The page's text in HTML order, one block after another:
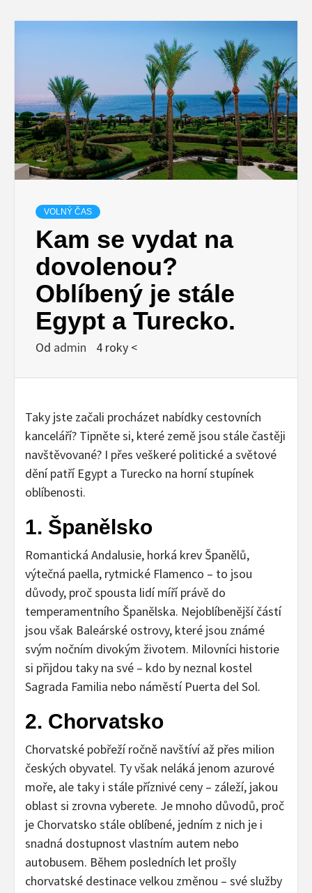
VOLNÝ ČAS
Kam se vydat na
dovolenou?
Oblíbený je stále
Egypt a Turecko.
Od admin 4 roky <
Taky jste začali procházet nabídky cestovních
kanceláří? Tipněte si, které země jsou stále častěji
navštěvované? I přes veškeré politické a světové
dění patří Egypt a Turecko na horní stupínek
oblíbenosti.
1. Španělsko
Romantická Andalusie, horká krev Španělů,
výtečná paella, rytmické Flamenco – to jsou
důvody, proč spousta lidí míří právě do
temperamentního Španělska. Nejoblíbenější částí
jsou však Baleárské ostrovy, které jsou známé
svým nočním divokým životem. Milovníci historie
si přijdou taky na své – kdo by neznal kostel
Sagrada Familia nebo náměstí Puerta del Sol.
2. Chorvatsko
Chorvatské pobřeží ročně navštíví až přes milion
českých obyvatel. Ty však neláká jenom azurové
moře, ale taky i stále příznivé ceny – záleží, jakou
oblast si zrovna vyberete. Je mnoho důvodů, proč
je Chorvatsko stále oblíbené, jedním z nich je i
snadná dostupnost vlastním autem nebo
autobusem. Během posledních let prošly
chorvatské destinace velkou změnou – své služby